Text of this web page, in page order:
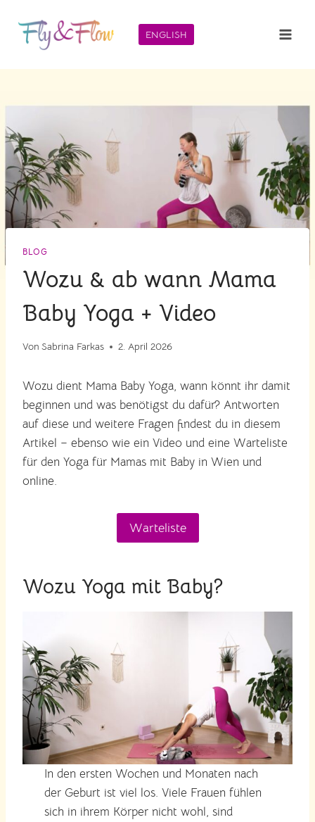
Inhalt
springen
ENGLISH
BLOG
Wozu & ab wann Mama
Baby Yoga + Video
Von Sabrina Farkas 2. April 2026
Wozu dient Mama Baby Yoga, wann könnt ihr damit
beginnen und was benötigst du dafür? Antworten
auf diese und weitere Fragen findest du in diesem
Artikel – ebenso wie ein Video und eine Warteliste
für den Yoga für Mamas mit Baby in Wien und
online.
Warteliste
Wozu Yoga mit Baby?
In den ersten Wochen und Monaten nach
der Geburt ist viel los. Viele Frauen fühlen
sich in ihrem Körper nicht wohl, sind